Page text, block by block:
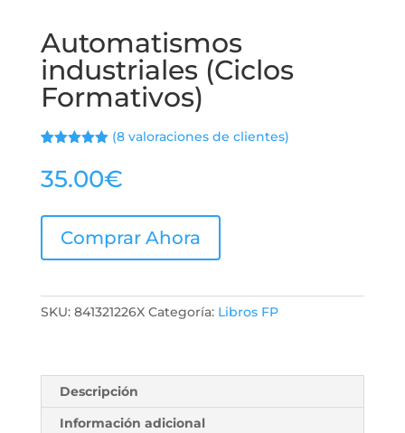
Automatismos
industriales (Ciclos
Formativos)
con5.00
de
5 en base
s de
clientes
(8 valoraciones de clientes)
35.00€
Comprar Ahora
SKU: 841321226X Categoría: Libros FP
Descripción
Información adicional